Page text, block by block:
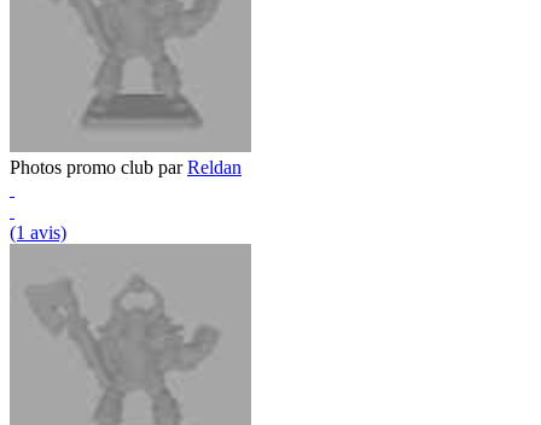
Photos promo club parReldan
(1 avis)